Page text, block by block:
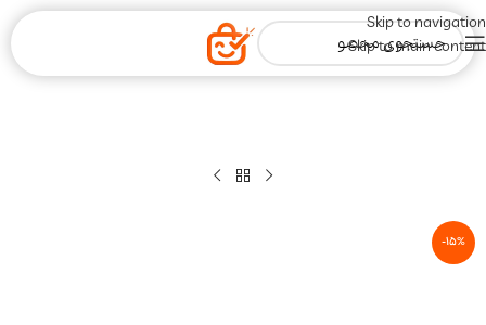
Skip to navigation
Skip to main content
-15%